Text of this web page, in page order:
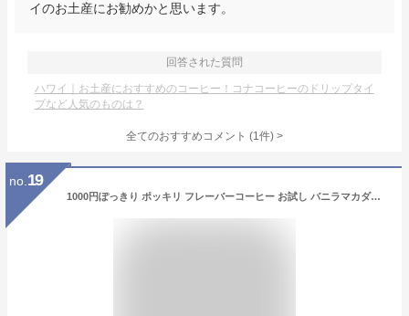
イのお土産にお勧めかと思います。
回答された質問
ハワイ｜お土産におすすめのコーヒー！コナコーヒーのドリップタイ
プなど人気のものは？
全てのおすすめコメント (1件) >
no. 19
1000円ぽっきり ポッキリ フレーバーコーヒー お試し バニラマカダミア チョコレートマカダミア バニラクリームブリュレ コナコーヒー 飲み比べ 個包装 買い回り ポイント消化 [m] [bmb] (apm78)